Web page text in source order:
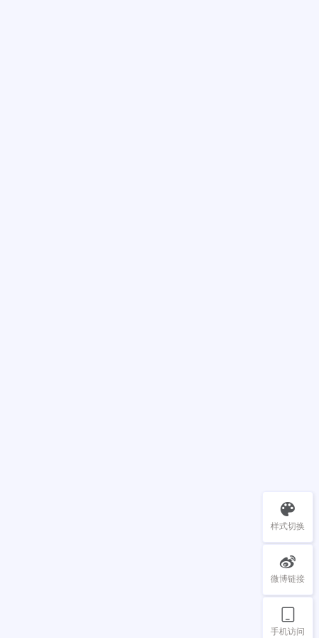
样式切换
微博链接
手机访问